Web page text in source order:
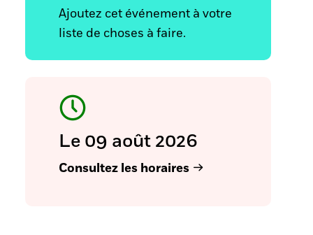
Ajoutez cet événement à votre
liste de choses à faire.
Le 09 août 2026
Consultez les horaires